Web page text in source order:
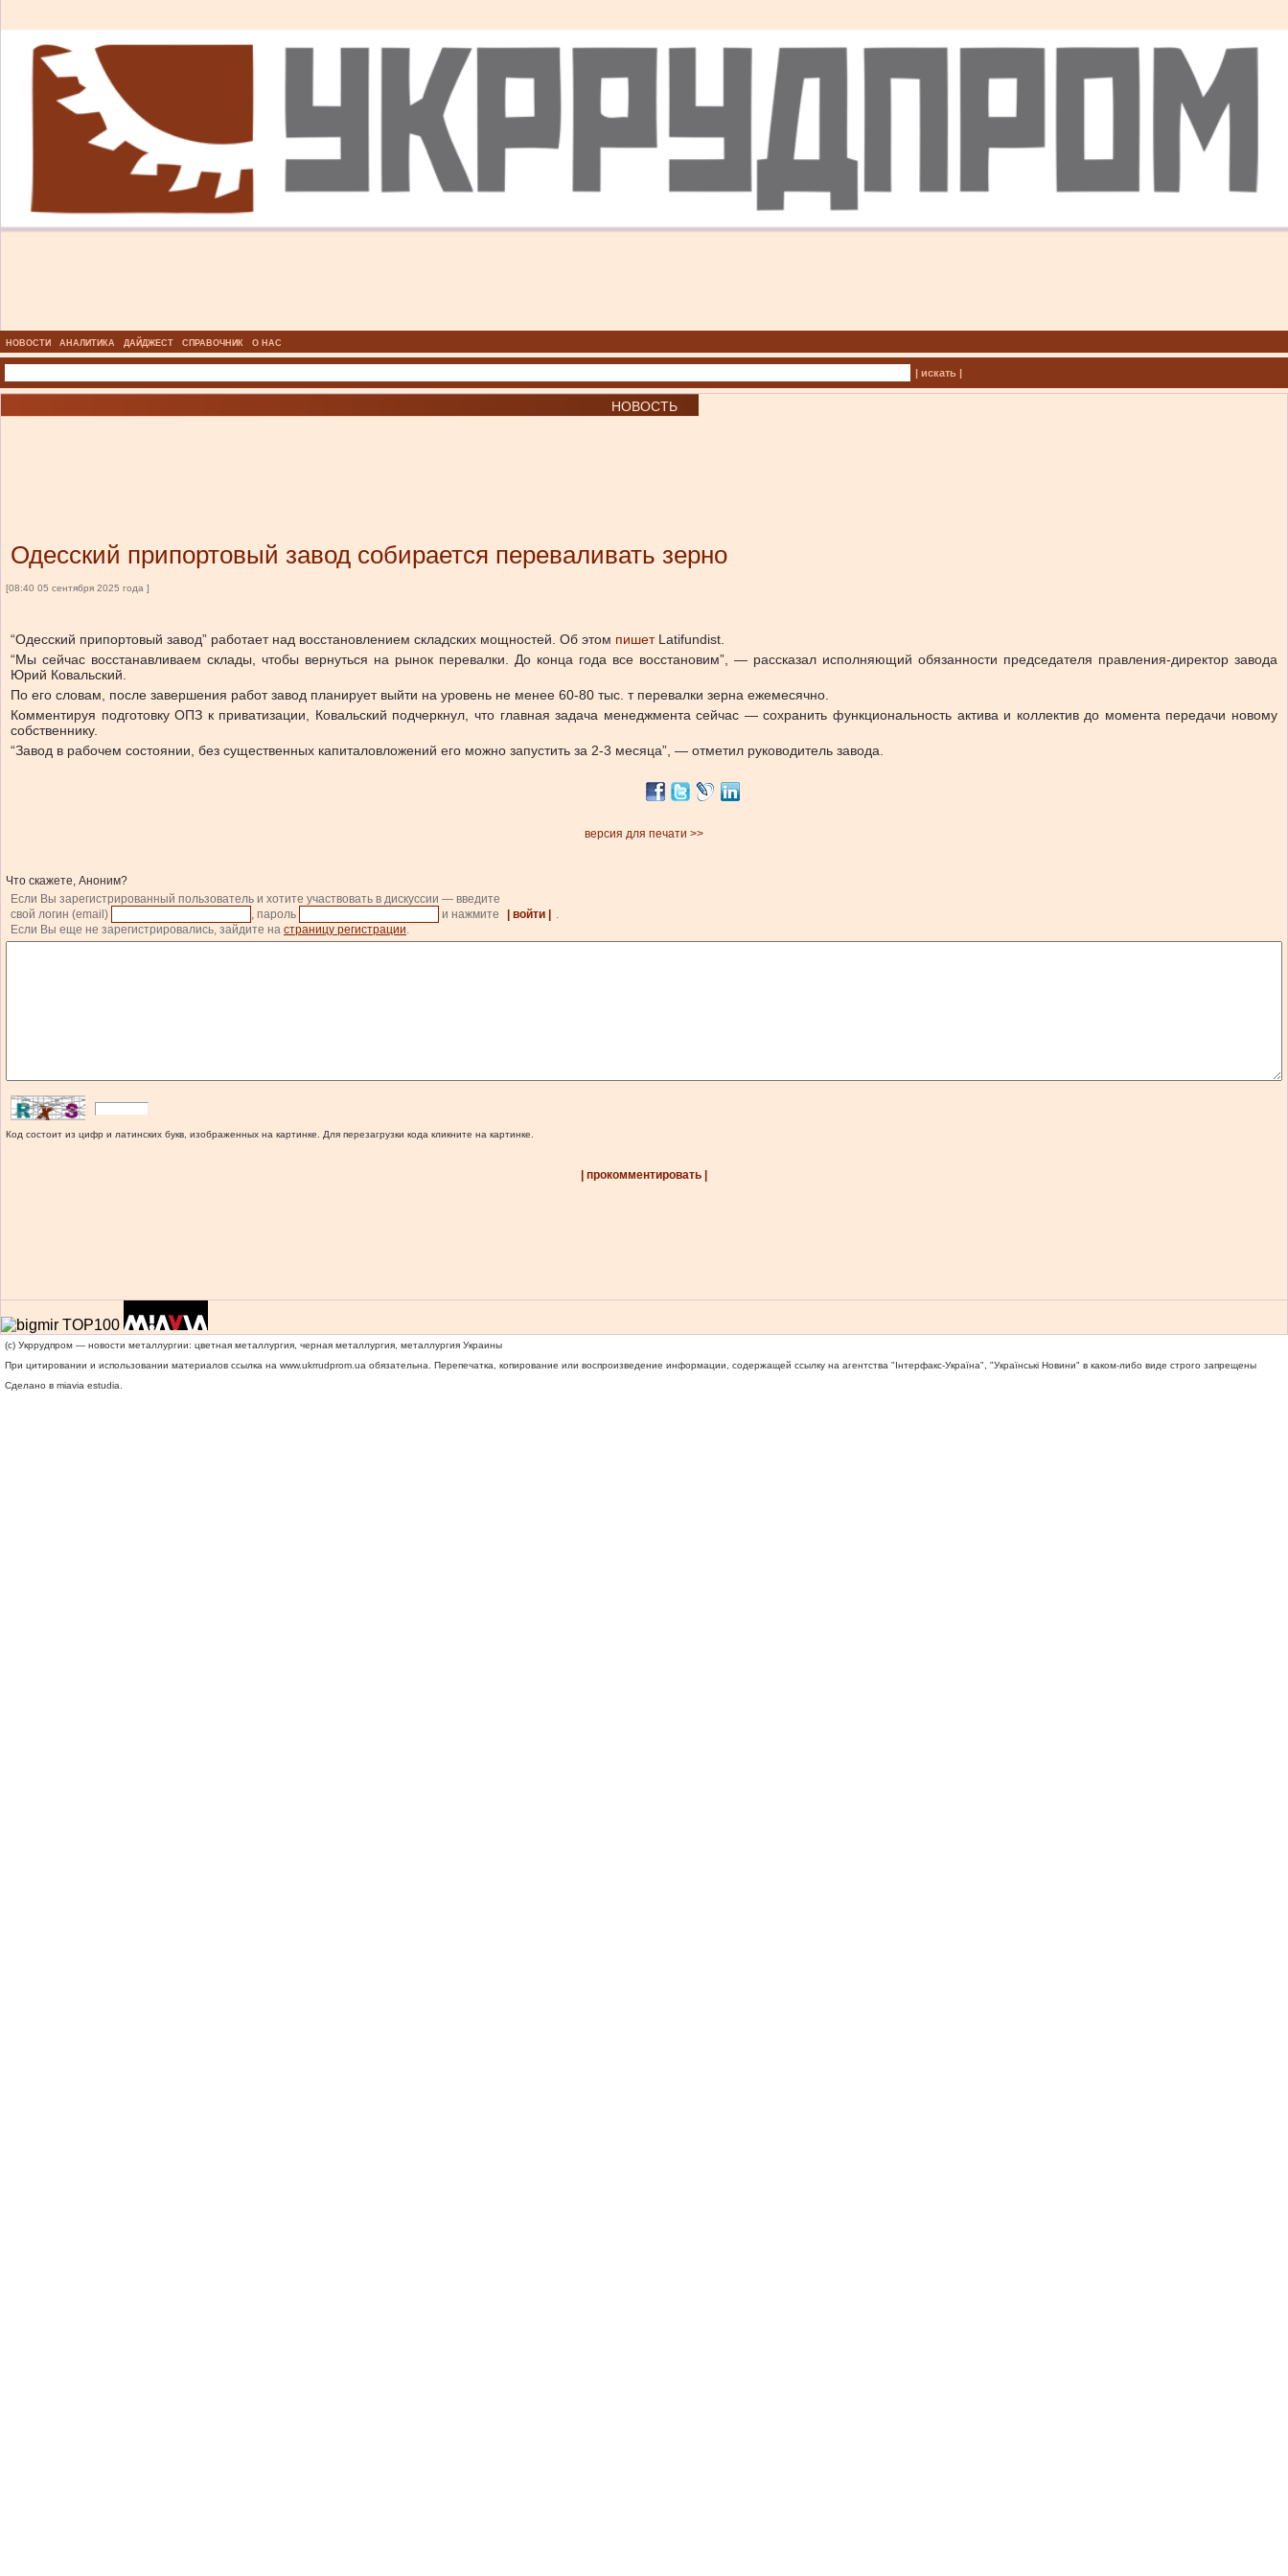
НОВОСТИ АНАЛИТИКА ДАЙДЖЕСТ СПРАВОЧНИК О НАС
| искать |
НОВОСТЬ
Одесский припортовый завод собирается переваливать зерно
[08:40 05 сентября 2025 года ]
“Одесский припортовый завод” работает над восстановлением складских мощностей. Об этом пишет Latifundist.
“Мы сейчас восстанавливаем склады, чтобы вернуться на рынок перевалки. До конца года все восстановим”, — рассказал исполняющий обязанности председателя правления-директор завода
Юрий Ковальский.
По его словам, после завершения работ завод планирует выйти на уровень не менее 60-80 тыс. т перевалки зерна ежемесячно.
Комментируя подготовку ОПЗ к приватизации, Ковальский подчеркнул, что главная задача менеджмента сейчас — сохранить функциональность актива и коллектив до момента передачи новому
собственнику.
“Завод в рабочем состоянии, без существенных капиталовложений его можно запустить за 2-3 месяца”, — отметил руководитель завода.
версия для печати >>
Что скажете, Аноним?
Если Вы зарегистрированный пользователь и хотите участвовать в дискуссии — введите
свой логин (email)
, пароль и нажмите | войти |
.
Если Вы еще не зарегистрировались, зайдите на страницу регистрации.
Код состоит из цифр и латинских букв, изображенных на картинке. Для перезагрузки кода кликните на картинке.
| прокомментировать |
(c) Укррудпром — новости металлургии: цветная металлургия, черная металлургия, металлургия Украины
При цитировании и использовании материалов ссылка на www.ukrrudprom.ua обязательна. Перепечатка, копирование или воспроизведение информации, содержащей ссылку на агентства "Iнтерфакс-Україна", "Українськi Новини" в каком-либо виде строго запрещены
Сделано в miavia estudia.